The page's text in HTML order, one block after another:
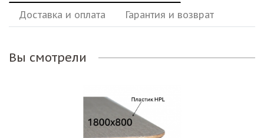
Доставка и оплата Гарантия и возврат
Вы смотрели